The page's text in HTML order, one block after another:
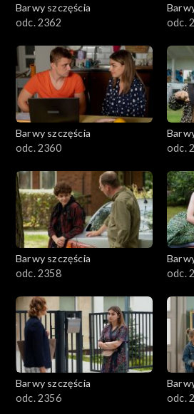
Barwy szczęścia
odc. 2362
odc.
Barwy szczęścia
odc. 2360
odc.
Barwy szczęścia
odc. 2358
odc.
Barwy szczęścia
odc. 2356
odc.